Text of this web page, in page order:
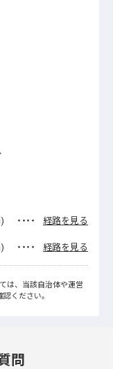
・・・・
経路を見る
・・・・ 経路を見る
は、当該自治体や運営
ください。
問